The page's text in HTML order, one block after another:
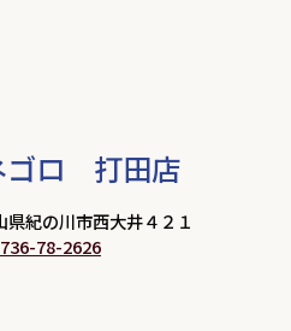
ゴロ 打田店
紀の川市西大井４２１
78-2626